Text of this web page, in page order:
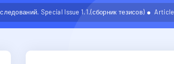
Special Issue 1.1.(сборник тезисов) Article